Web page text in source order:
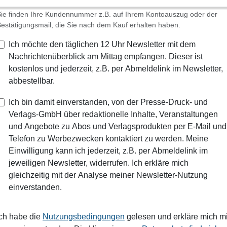
finden Ihre Kundennummer z.B. auf Ihrem Kontoauszug oder der
die Sie nach dem Kauf erhalten haben.
Ich möchte den täglichen 12 Uhr Newsletter mit dem
Nachrichtenüberblick am Mittag empfangen. Dieser ist
kostenlos und jederzeit, z.B. per Abmeldelink im Newsletter,
abbestellbar.
Ich bin damit einverstanden, von der Presse-Druck- und
Verlags-GmbH über redaktionelle Inhalte, Veranstaltungen
und Angebote zu Abos und Verlagsprodukten per E-Mail und
Telefon zu Werbezwecken kontaktiert zu werden. Meine
Einwilligung kann ich jederzeit, z.B. per Abmeldelink im
jeweiligen Newsletter, widerrufen. Ich erkläre mich
gleichzeitig mit der Analyse meiner Newsletter-Nutzung
einverstanden.
habe die Nutzungsbedingungen gelesen und erkläre mich